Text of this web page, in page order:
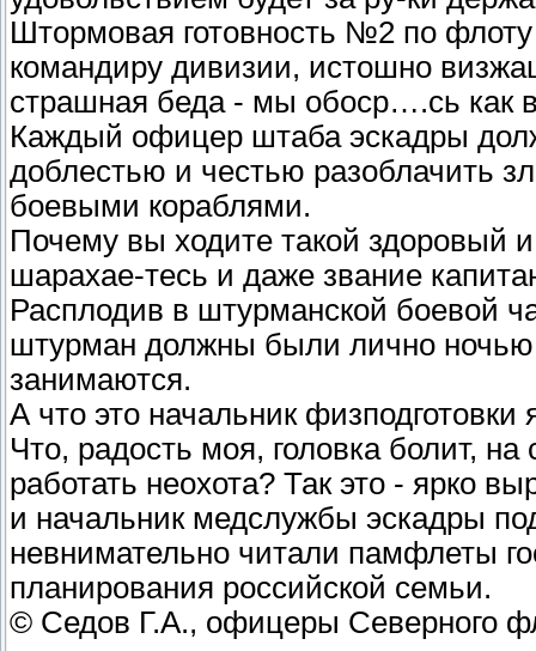
Штормовая готовность №2 по
командиру дивизии, истошно
страшная беда - мы обоср….сь как
Каждый офицер штаба эскадры
доблестью и честью разоблачить
боевыми кораблями.
Почему вы ходите такой здоровый
шарахае-тесь и даже звание
Расплодив в штурманской боевой
штурман должны были лично ночью
занимаются.
А что это начальник
Что, радость моя, головка болит,
работать неохота? Так это - ярко
и начальник медслужбы эскадры
невнимательно читали памфлеты
планирования российской семьи.
© Седов Г.А., офицеры Северного